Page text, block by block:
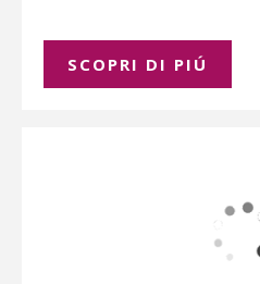
SCOPRI DI PIÚ